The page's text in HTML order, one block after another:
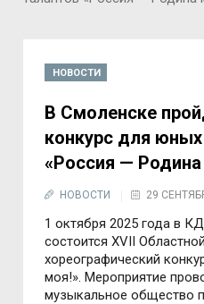
НОВОСТИ
В Смоленске
конкурс для
«Россия —
НОВОСТИ 29
1 октября 2025 года в
состоится XVII
хореографический
моя!». Мероприятие
музыкальное общество